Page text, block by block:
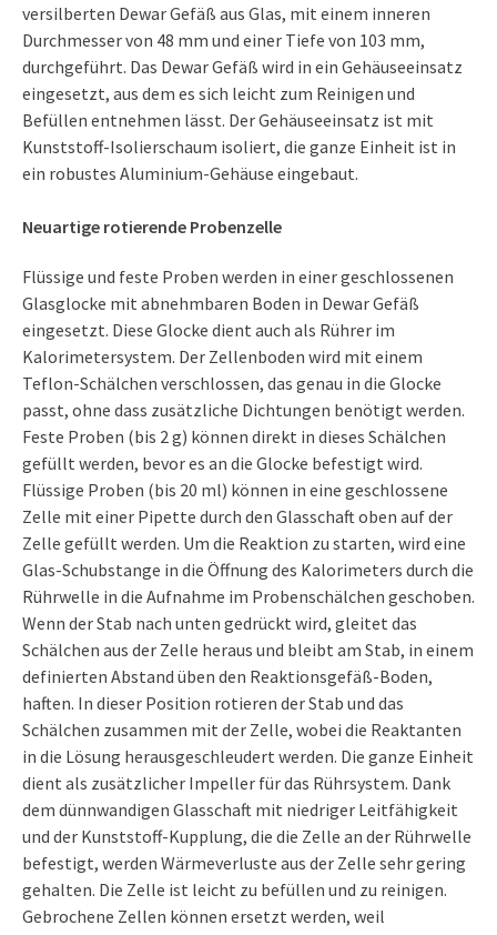
versilberten Dewar Gefäß aus Glas, mit einem inneren
Durchmesser von 48 mm und einer Tiefe von 103 mm,
durchgeführt. Das Dewar Gefäß wird in ein Gehäuseeinsatz
eingesetzt, aus dem es sich leicht zum Reinigen und
Befüllen entnehmen lässt. Der Gehäuseeinsatz ist mit
Kunststoff-Isolierschaum isoliert, die ganze Einheit ist in
ein robustes Aluminium-Gehäuse eingebaut.
Neuartige rotierende Probenzelle
Flüssige und feste Proben werden in einer geschlossenen
Glasglocke mit abnehmbaren Boden in Dewar Gefäß
eingesetzt. Diese Glocke dient auch als Rührer im
Kalorimetersystem. Der Zellenboden wird mit einem
Teflon-Schälchen verschlossen, das genau in die Glocke
passt, ohne dass zusätzliche Dichtungen benötigt werden.
Feste Proben (bis 2 g) können direkt in dieses Schälchen
gefüllt werden, bevor es an die Glocke befestigt wird.
Flüssige Proben (bis 20 ml) können in eine geschlossene
Zelle mit einer Pipette durch den Glasschaft oben auf der
Zelle gefüllt werden. Um die Reaktion zu starten, wird eine
Glas-Schubstange in die Öffnung des Kalorimeters durch die
Rührwelle in die Aufnahme im Probenschälchen geschoben.
Wenn der Stab nach unten gedrückt wird, gleitet das
Schälchen aus der Zelle heraus und bleibt am Stab, in einem
definierten Abstand üben den Reaktionsgefäß-Boden,
haften. In dieser Position rotieren der Stab und das
Schälchen zusammen mit der Zelle, wobei die Reaktanten
in die Lösung herausgeschleudert werden. Die ganze Einheit
dient als zusätzlicher Impeller für das Rührsystem. Dank
dem dünnwandigen Glasschaft mit niedriger Leitfähigkeit
und der Kunststoff-Kupplung, die die Zelle an der Rührwelle
befestigt, werden Wärmeverluste aus der Zelle sehr gering
gehalten. Die Zelle ist leicht zu befüllen und zu reinigen.
Gebrochene Zellen können ersetzt werden, weil